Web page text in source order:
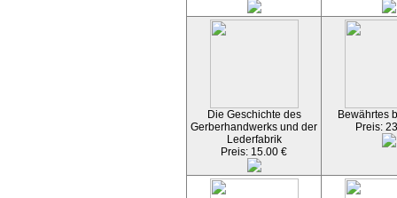
Die Geschichte des
Gerberhandwerks und der
Lederfabrik
Preis: 15.00 €
Bewährtes
Preis: